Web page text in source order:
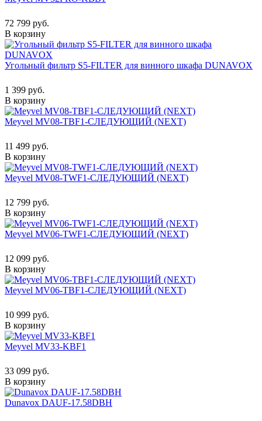
72 799 руб.
В корзину
Угольный фильтр S5-FILTER для винного шкафа DUNAVOX
1 399 руб.
В корзину
Meyvel MV08-TBF1-СЛЕДУЮЩИЙ (NEXT)
11 499 руб.
В корзину
Meyvel MV08-TWF1-СЛЕДУЮЩИЙ (NEXT)
12 799 руб.
В корзину
Meyvel MV06-TWF1-СЛЕДУЮЩИЙ (NEXT)
12 099 руб.
В корзину
Meyvel MV06-TBF1-СЛЕДУЮЩИЙ (NEXT)
10 999 руб.
В корзину
Meyvel MV33-KBF1
33 099 руб.
В корзину
Dunavox DAUF-17.58DBH